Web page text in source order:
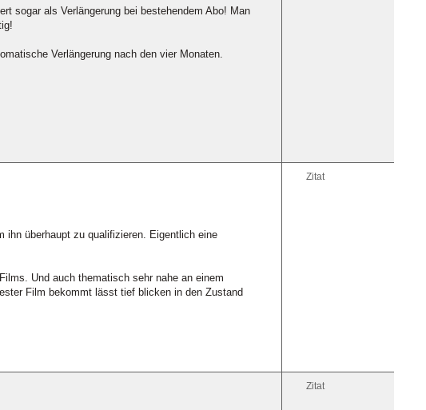
sogar als Verlängerung bei bestehendem Abo! Man
Verlängerung nach den vier Monaten.
Zitat
ihn überhaupt zu qualifizieren. Eigentlich eine
Und auch thematisch sehr nahe an einem
Film bekommt lässt tief blicken in den Zustand
Zitat